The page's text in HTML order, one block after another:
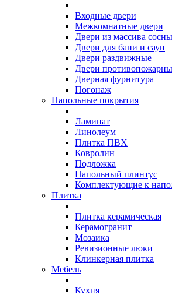
Входные двери
Межкомнатные двери
Двери из массива сосны
Двери для бани и саун
Двери раздвижные
Двери
Дверная фурнитура
Погонаж
Напольные покрытия
Ламинат
Линолеум
Плитка ПВХ
Ковролин
Подложка
Напольный плинтус
Комплектующие к
Плитка
Плитка керамическая
Керамогранит
Мозаика
Ревизионные люки
Клинкерная плитка
Мебель
Кухня